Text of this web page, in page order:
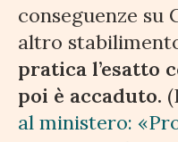
conseguenze su
altro
pratica l’esatto
poi è accaduto.
al ministero: